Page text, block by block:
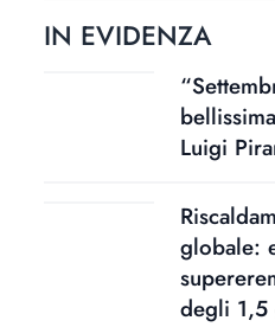
IN EVIDENZA
Luigi
globale:
degli 1,5